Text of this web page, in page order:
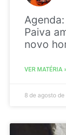
Paiva
novo
VER MATÉRIA
8 de agosto